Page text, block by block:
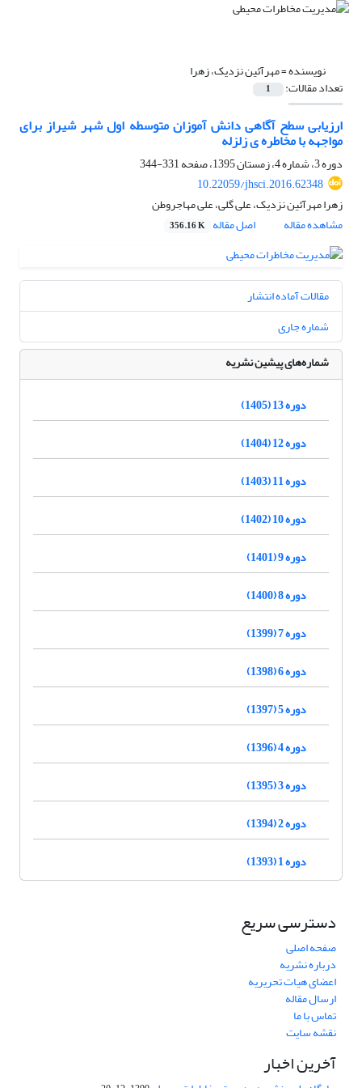
نویسنده =مهرآئین نزدیک، زهرا
تعداد مقالات: 1
ارزیابی سطح آگاهی دانش آموزان متوسطه اول شهر شیراز برای
مواجهه با مخاطره ی زلزله
دوره 3، شماره 4، زمستان 1395، صفحه
331-344
10.22059/jhsci.2016.62348
زهرا مهرآئین نزدیک، علی گلی، علی مهاجروطن
مشاهده مقاله
اصل مقاله 356.16 K
مقالات آماده انتشار
شماره جاری
شماره‌های پیشین نشریه
دوره 13 (1405)
دوره 12 (1404)
دوره 11 (1403)
دوره 10 (1402)
دوره 9 (1401)
دوره 8 (1400)
دوره 7 (1399)
دوره 6 (1398)
دوره 5 (1397)
دوره 4 (1396)
دوره 3 (1395)
دوره 2 (1394)
دوره 1 (1393)
دسترسی سریع
صفحه اصلی
درباره نشریه
اعضای هیات تحریریه
ارسال مقاله
تماس با ما
نقشه سایت
آخرین اخبار